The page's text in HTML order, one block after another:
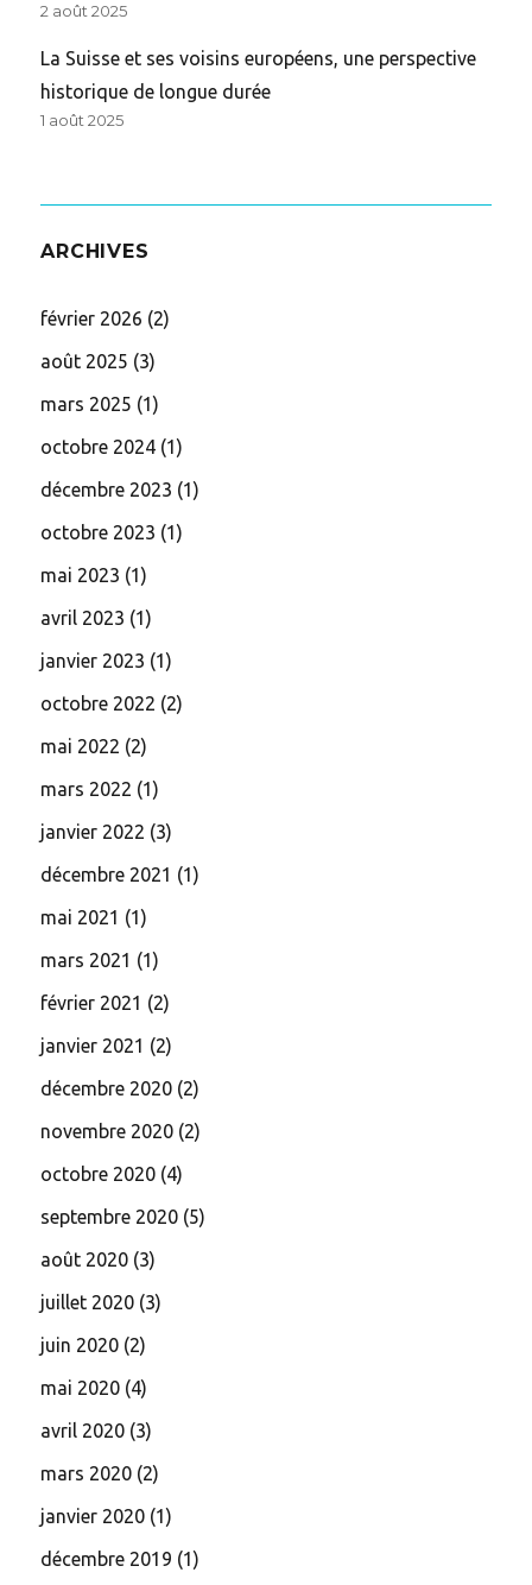
2 août 2025
La Suisse et ses voisins européens, une perspective
historique de longue durée
1 août 2025
ARCHIVES
février 2026 (2)
août 2025 (3)
mars 2025 (1)
octobre 2024 (1)
décembre 2023 (1)
octobre 2023 (1)
mai 2023 (1)
avril 2023 (1)
janvier 2023 (1)
octobre 2022 (2)
mai 2022 (2)
mars 2022 (1)
janvier 2022 (3)
décembre 2021 (1)
mai 2021 (1)
mars 2021 (1)
février 2021 (2)
janvier 2021 (2)
décembre 2020 (2)
novembre 2020 (2)
octobre 2020 (4)
septembre 2020 (5)
août 2020 (3)
juillet 2020 (3)
juin 2020 (2)
mai 2020 (4)
avril 2020 (3)
mars 2020 (2)
janvier 2020 (1)
décembre 2019 (1)